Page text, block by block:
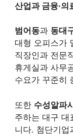
산업과 금융·의
범어동과 동대
대형 오피스가
직장인과 전문
휴게실과 사무
수요가 꾸준히
또한 수성알파
주하는 대구 대
니다. 첨단기업